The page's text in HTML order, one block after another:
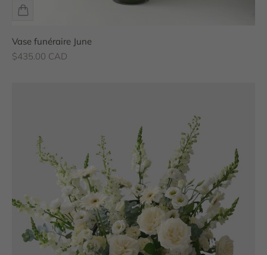
Vase funéraire June
Prix de vente
$435.00 CAD